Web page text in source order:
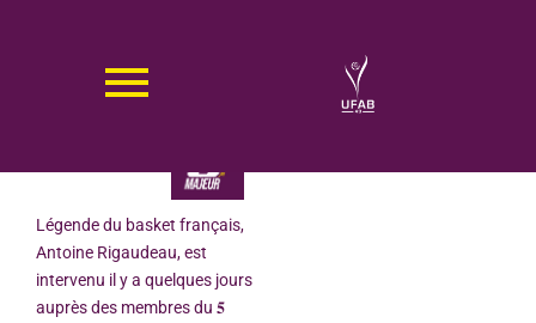
ANTOINE RIGAUDEAU À LA RENCONTRE DU 5 MAJEUR !
Légende du basket français,
Antoine Rigaudeau, est
intervenu il y a quelques jours
auprès des membres du 𝟓